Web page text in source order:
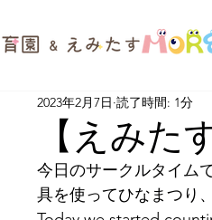
【えみ
2023年2月7日 読了時間: 1分
今日のサークルタイム
具を使ってひなまつり